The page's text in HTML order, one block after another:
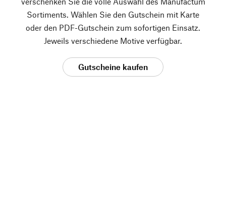
Sortiments. Wählen Sie den Gutschein mit Karte
oder den PDF-Gutschein zum sofortigen Einsatz.
Jeweils verschiedene Motive verfügbar.
Gutscheine kaufen